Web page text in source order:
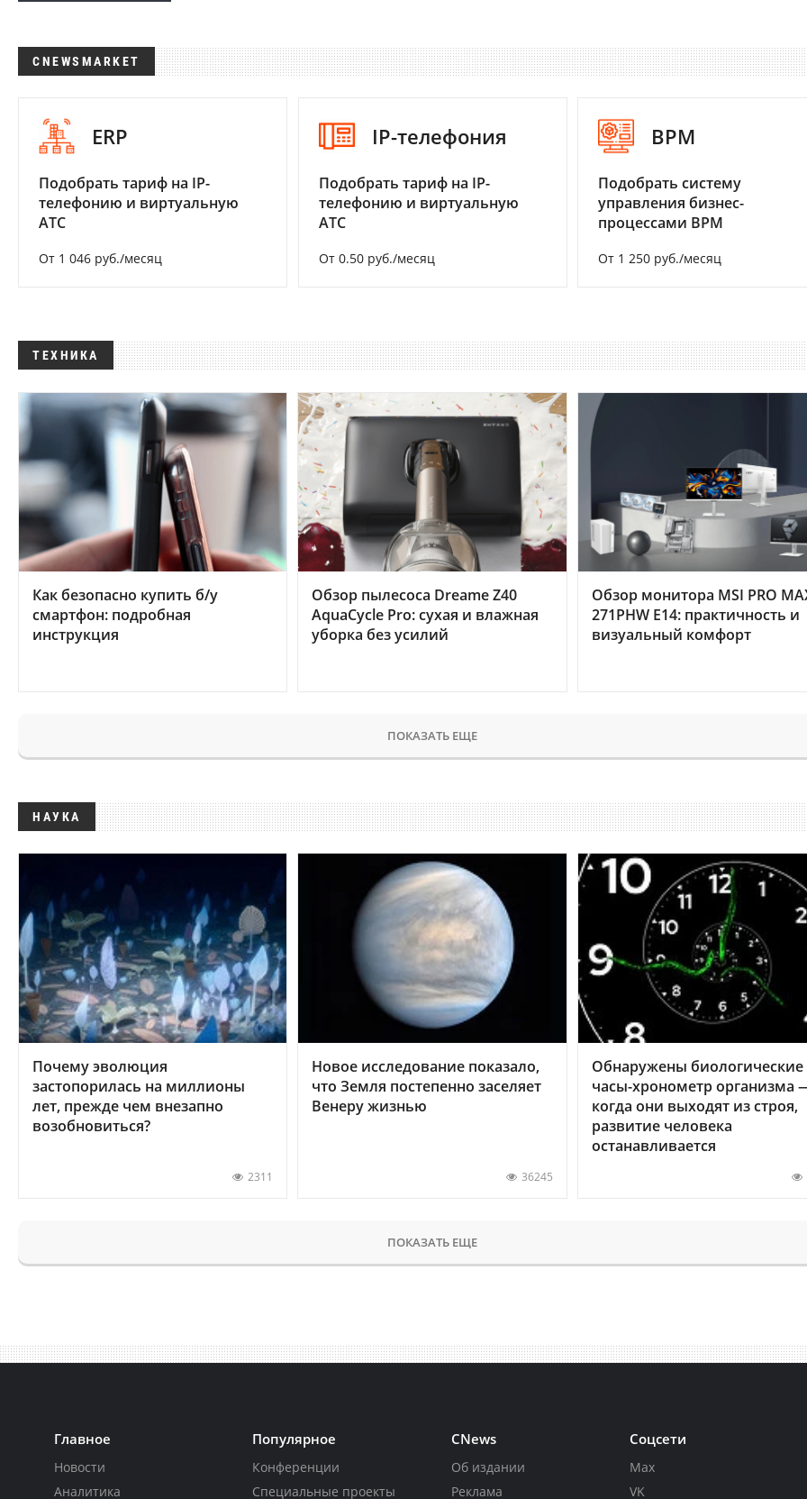
CNEWSMARKET
ERP
Подобрать тариф на IP-
телефонию и виртуальную
АТС
От 1 046 руб./месяц
IP-телефония
Подобрать тариф на IP-
телефонию и виртуальную
АТС
От 0.50 руб./месяц
BPM
Подобрать систему
управления бизнес-
процессами BPM
От 1 250 руб./месяц
ТЕХНИКА
Как безопасно купить б/у
смартфон: подробная
инструкция
Обзор пылесоса Dreame Z40
AquaCycle Pro: сухая и влажная
уборка без усилий
Обзор монитора MSI PRO
271PHW E14: практичность и
визуальный комфорт
ПОКАЗАТЬ ЕЩЕ
НАУКА
Почему эволюция
застопорилась на миллионы
лет, прежде чем внезапно
возобновиться?
2311
Новое исследование показало,
что Земля постепенно заселяет
Венеру жизнью
36245
Обнаружены биологические
часы-хронометр организма
когда они выходят из строя,
развитие человека
останавливается
ПОКАЗАТЬ ЕЩЕ
Главное
Новости
Аналитика
Популярное
Конференции
Специальные проекты
CNews
Об издании
Реклама
Соцсети
Max
VK